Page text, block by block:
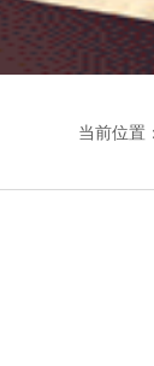
当前位置：